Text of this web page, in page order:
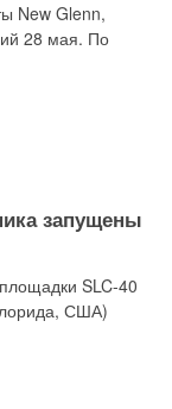
New Glenn,
28 мая. По
запущены
SLC-40
США)